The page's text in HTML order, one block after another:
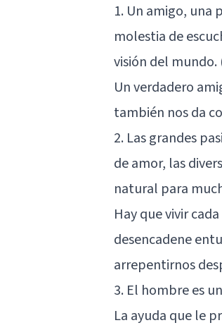
1. Un amigo, una
molestia de
visión del
Un verdadero
también nos da
2. Las grandes
de amor, las
natural para
Hay que vivir
desencadene
arrepentirnos
3. El hombre es
La ayuda que le